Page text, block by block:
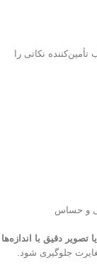
نکاتی را
تصویر دقیق با اندازه‌ها
جلوگیری شود.